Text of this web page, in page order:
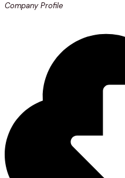
Company Profile